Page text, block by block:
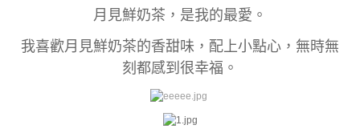
月見鮮奶茶，是我的最愛。
我喜歡月見鮮奶茶的香甜味，配上小點心，無時無
刻都感到很幸福。